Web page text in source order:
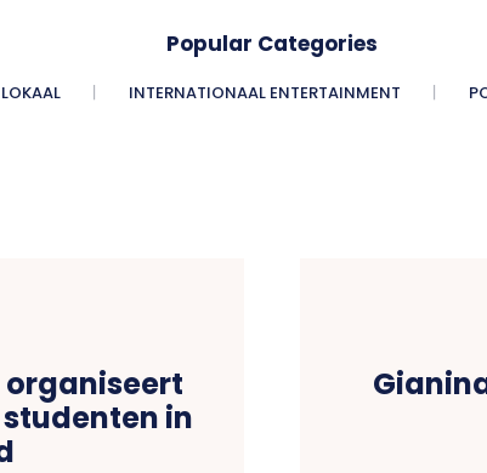
Popular Categories
LOKAAL INTERNATIONAAL ENTERTAINMENT
in